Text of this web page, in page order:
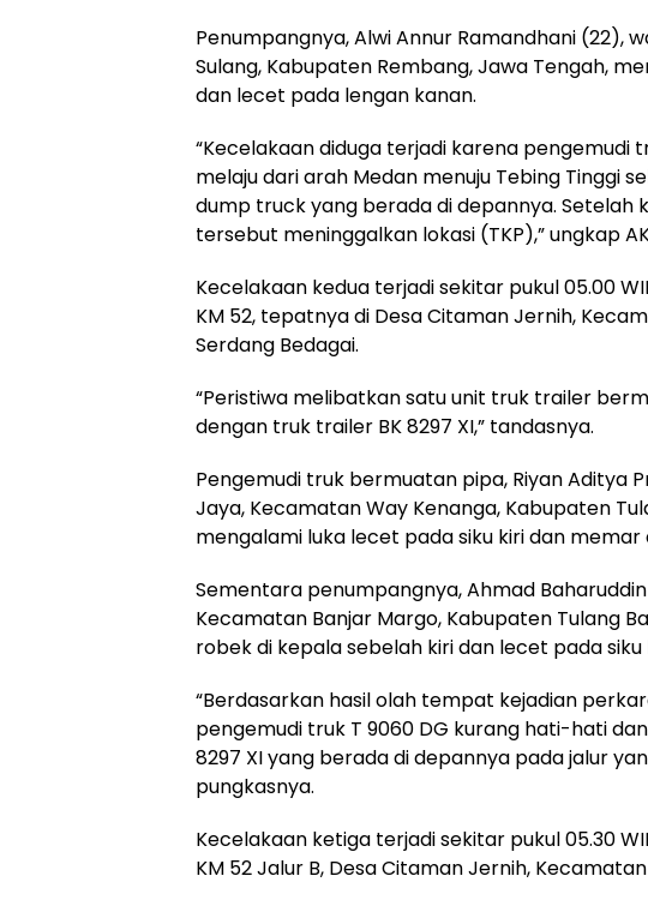
Penumpangnya, Alwi Annur Ramandhani (22),
Sulang, Kabupaten Rembang, Jawa Tengah,
dan lecet pada lengan kanan.
“Kecelakaan diduga terjadi karena pengemudi
melaju dari arah Medan menuju Tebing Tinggi
dump truck yang berada di depannya. Setelah
tersebut meninggalkan lokasi (TKP),” ungkap
Kecelakaan kedua terjadi sekitar pukul 05.00
KM 52, tepatnya di Desa Citaman Jernih,
Serdang Bedagai.
“Peristiwa melibatkan satu unit truk trailer
dengan truk trailer BK 8297 XI,” tandasnya.
Pengemudi truk bermuatan pipa, Riyan Aditya
Jaya, Kecamatan Way Kenanga, Kabupaten
mengalami luka lecet pada siku kiri dan memar
Sementara penumpangnya, Ahmad
Kecamatan Banjar Margo, Kabupaten Tulang
robek di kepala sebelah kiri dan lecet pada siku
“Berdasarkan hasil olah tempat kejadian
pengemudi truk T 9060 DG kurang hati-hati
8297 XI yang berada di depannya pada jalur
pungkasnya.
Kecelakaan ketiga terjadi sekitar pukul 05.30
KM 52 Jalur B, Desa Citaman Jernih,